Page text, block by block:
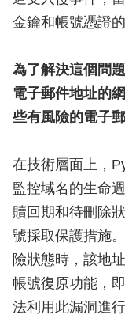
金鑰和帳號憑證
為了解決這個問
電子郵件地址的
些有風險的電子
在技術層面上，
監控域名的生命
贖回期和待刪除
號採取保護措施
險狀態時，該地
帳號復原功能，
法利用此漏洞進行